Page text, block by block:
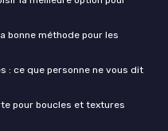
bonne méthode pour les
: ce que personne ne vous dit
pour boucles et textures